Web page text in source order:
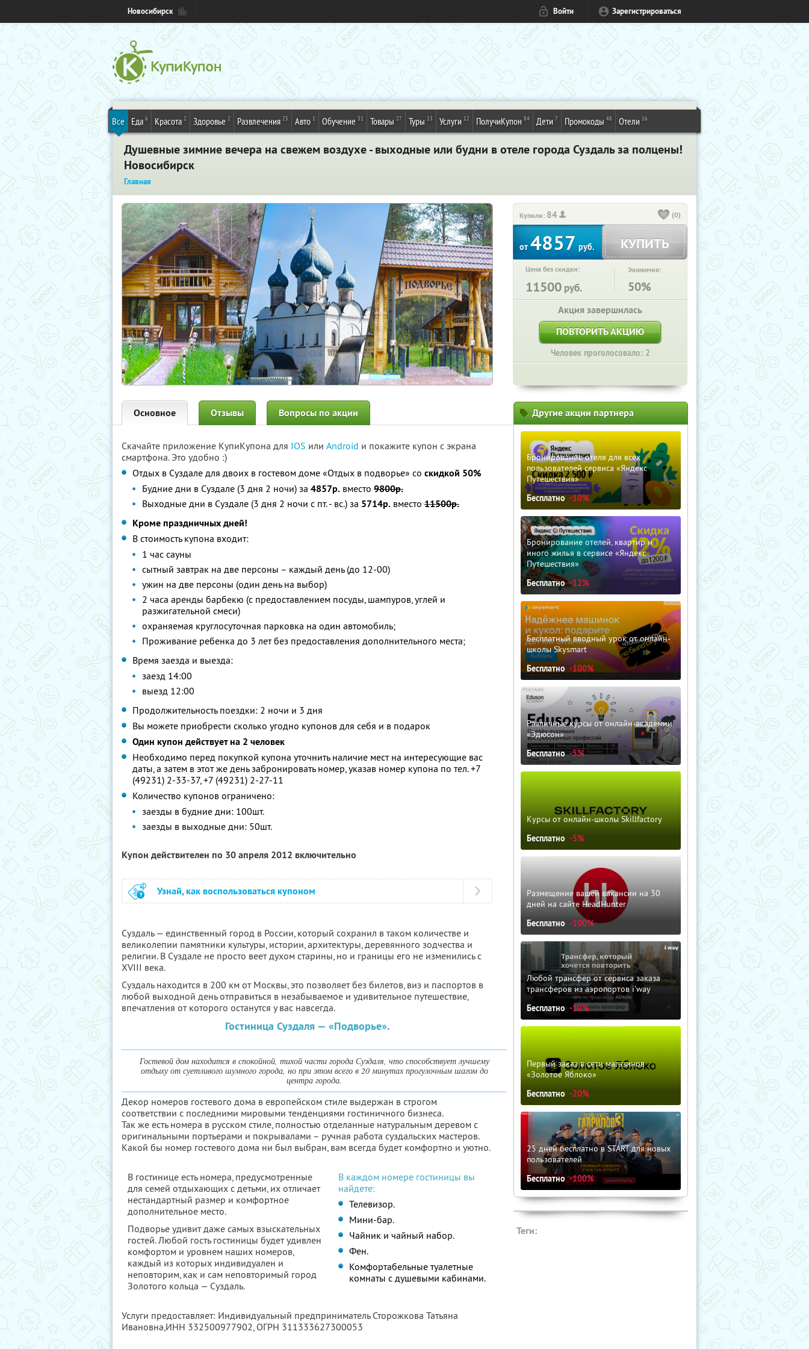
Новосибирск Войти Зарегистрироваться
Все Еда 6 Красота 2 Здоровье 2 Развлечения 25 Авто 1 Обучение 31 Товары 27 Туры 13 Услуги 12 ПолучиКупон 84 Дети 7 Промокоды 48 Отели 16
Душевные зимние вечера на свежем воздухе - выходные или будни в отеле города Суздаль за полцены!
Новосибирск
Главная
Купили: 84 (0)
от 4857 руб. КУПИТЬ
Цена без скидки:
11500 руб.
Экономия:
50%
Акция завершилась
ПОВТОРИТЬ АКЦИЮ
Человек проголосовало: 2
Основное Отзывы Вопросы по акции
Скачайте приложение КупиКупона для IOS или Android и покажите купон с экрана
смартфона. Это удобно :)
Отдых в Суздале для двоих в гостевом доме «Отдых в подворье» со скидкой 50%
Будние дни в Суздале (3 дня 2 ночи) за 4857р. вместо 9800р.
Выходные дни в Суздале (3 дня 2 ночи с пт. - вс.) за 5714р. вместо 11500р.
Кроме праздничных дней!
В стоимость купона входит:
1 час сауны
сытный завтрак на две персоны – каждый день (до 12-00)
ужин на две персоны (один день на выбор)
2 часа аренды барбекю (с предоставлением посуды, шампуров, углей и
разжигательной смеси)
охраняемая круглосуточная парковка на один автомобиль;
Проживание ребенка до 3 лет без предоставления дополнительного места;
Время заезда и выезда:
заезд 14:00
выезд 12:00
Продолжительность поездки: 2 ночи и 3 дня
Вы можете приобрести сколько угодно купонов для себя и в подарок
Один купон действует на 2 человек
Необходимо перед покупкой купона уточнить наличие мест на интересующие вас
даты, а затем в этот же день забронировать номер, указав номер купона по тел. +7
(49231) 2-33-37, +7 (49231) 2-27-11
Количество купонов ограничено:
заезды в будние дни: 100шт.
заезды в выходные дни: 50шт.
Купон действителен по 30 апреля 2012 включительно
Узнай, как воспользоваться купоном
Суздаль — единственный город в России, который сохранил в таком количестве и
великолепии памятники культуры, истории, архитектуры, деревянного зодчества и
религии. В Суздале не просто веет духом старины, но и границы его не изменились с
XVIII века.
Суздаль находится в 200 км от Москвы, это позволяет без билетов, виз и паспортов в
любой выходной день отправиться в незабываемое и удивительное путешествие,
впечатления от которого останутся у вас навсегда.
Гостиница Суздаля — «Подворье».
Гостевой дом находится в спокойной, тихой части города Суздаля, что способствует лучшему
отдыху от суетливого шумного города, но при этом всего в 20 минутах прогулочным шагом до
центра города.
Декор номеров гостевого дома в европейском стиле выдержан в строгом
соответствии с последними мировыми тенденциями гостиничного бизнеса.
Так же есть номера в русском стиле, полностью отделанные натуральным деревом с
оригинальными портьерами и покрывалами – ручная работа суздальских мастеров.
Какой бы номер гостевого дома ни был выбран, вам всегда будет комфортно и уютно.
В гостинице есть номера, предусмотренные
для семей отдыхающих с детьми, их отличает
нестандартный размер и комфортное
дополнительное место.
Подворье удивит даже самых взыскательных
гостей. Любой гость гостиницы будет удивлен
комфортом и уровнем наших номеров,
каждый из которых индивидуален и
неповторим, как и сам неповторимый город
Золотого кольца — Суздаль.
В каждом номере гостиницы вы
найдете:
Телевизор.
Мини-бар.
Чайник и чайный набор.
Фен.
Комфортабельные туалетные
комнаты с душевыми кабинами.
Услуги предоставляет: Индивидуальный предприниматель Сторожкова Татьяна
Ивановна,ИНН 332500977902, ОГРН 311333627300053
Другие акции партнера
Бронирование отеля для всех
пользователей сервиса «Яндекс
Путешествия»
Бесплатно -10%
Бронирование отелей, квартир и
иного жилья в сервисе «Яндекс
Путешествия»
Бесплатно -12%
Бесплатный вводный урок от онлайн-
школы Skysmart
Бесплатно -100%
Различные курсы от онлайн-академии
«Эдюсон»
Бесплатно -5%
Курсы от онлайн-школы Skillfactory
Бесплатно -5%
Размещение вашей вакансии на 30
дней на сайте HeadHunter
Бесплатно -100%
Любой трансфер от сервиса заказа
трансферов из аэропортов i'way
Бесплатно -10%
Первый заказ в сети магазинов
«Золотое Яблоко»
Бесплатно -20%
25 дней бесплатно в START для новых
пользователей
Бесплатно -100%
Теги: